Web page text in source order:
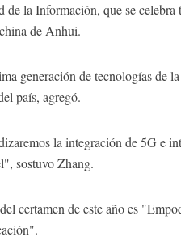
de la Información, que se
de Anhui.
generación de tecnologías de
país, agregó.
la integración de 5G e
sostuvo Zhang.
certamen de este año es